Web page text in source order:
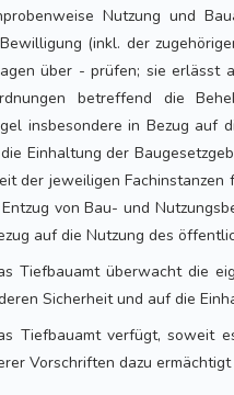
Nutzung und
(inkl. der
über - prüfen; sie erlässt
betreffend die
insbesondere in Bezug auf
Einhaltung der
der jeweiligen
von Bau- und
auf die Nutzung des
Tiefbauamt überwacht die
Sicherheit und auf die
Tiefbauamt verfügt, soweit
Vorschriften dazu ermächtigt